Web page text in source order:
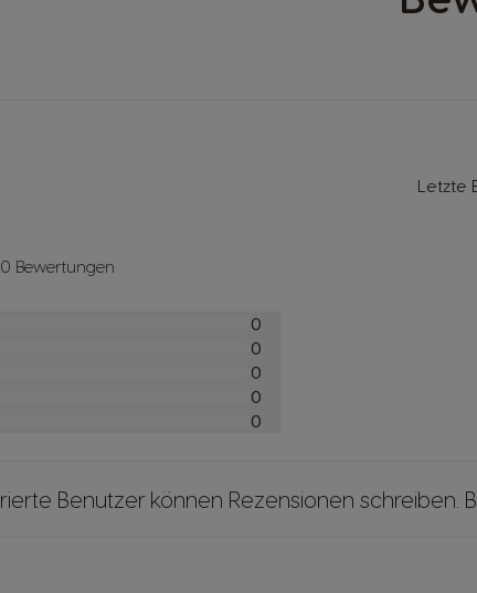
Bewertungen
0
0
0
0
0
Letzte
Benutzer können Rezensionen schreiben.